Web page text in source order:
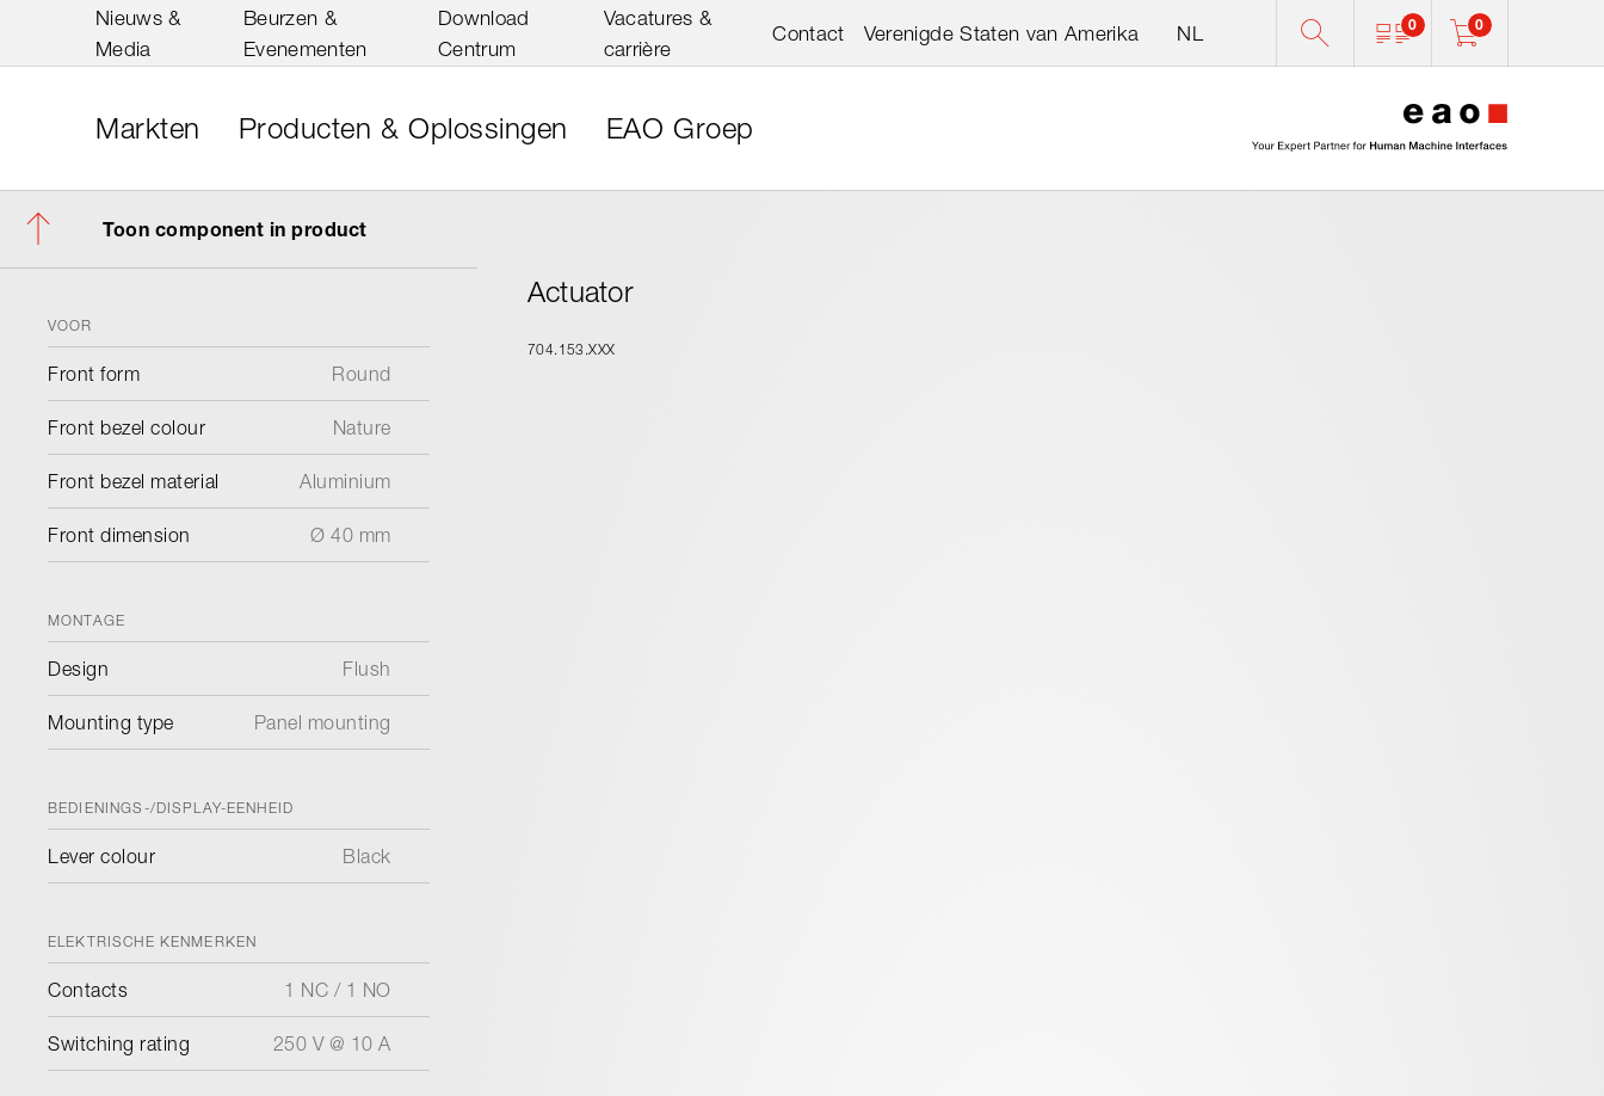
Nieuws &
Media
Beurzen &
Evenementen
Download
Centrum
Vacatures &
carrière
Contact Verenigde Staten van Amerika NL 0 0
Markten Producten & Oplossingen EAO Groep
Toon component in product
VOOR
Front form Round
Front bezel colour Nature
Front bezel material Aluminium
Front dimension Ø 40 mm
MONTAGE
Design Flush
Mounting type Panel mounting
BEDIENINGS-/DISPLAY-EENHEID
Lever colour Black
ELEKTRISCHE KENMERKEN
Contacts 1 NC / 1 NO
Switching rating 250 V @ 10 A
Actuator
704.153.XXX